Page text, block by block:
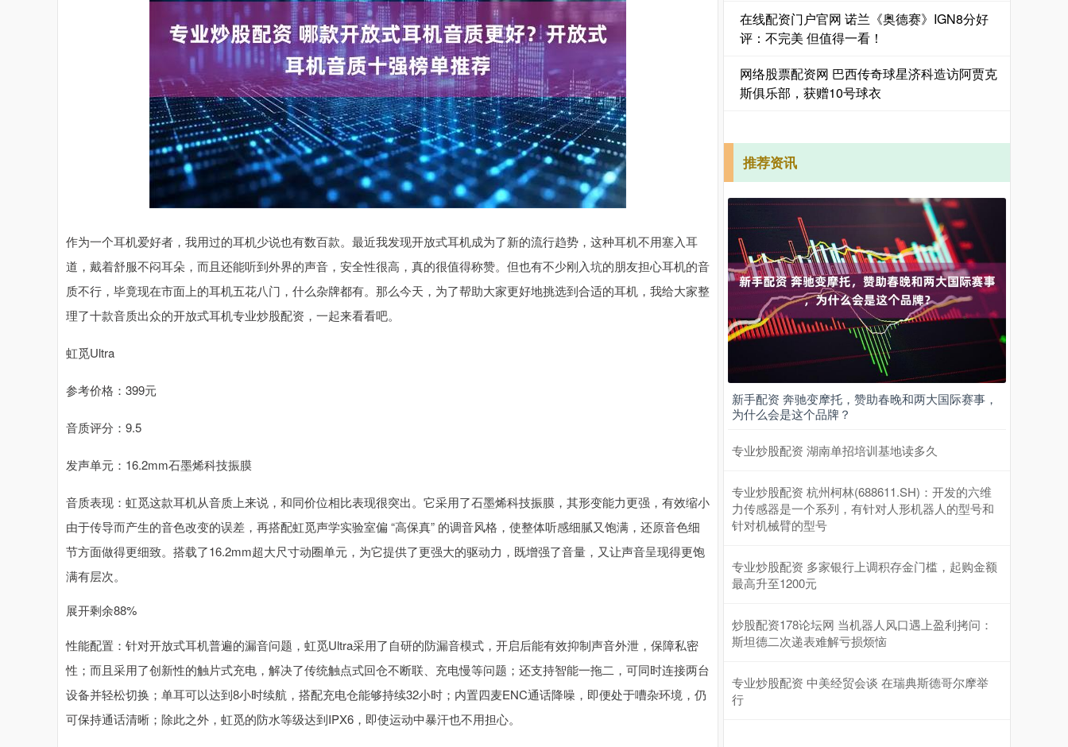
作为一个耳机爱好者，我用过的耳机少说也有数百款。最近我发现开放式耳机成为了新的流行趋势，这种耳机不用塞入耳
道，戴着舒服不闷耳朵，而且还能听到外界的声音，安全性很高，真的很值得称赞。但也有不少刚入坑的朋友担心耳机的音
质不行，毕竟现在市面上的耳机五花八门，什么杂牌都有。那么今天，为了帮助大家更好地挑选到合适的耳机，我给大家整
理了十款音质出众的开放式耳机专业炒股配资，一起来看看吧。
虹觅Ultra
参考价格：399元
音质评分：9.5
发声单元：16.2mm石墨烯科技振膜
音质表现：虹觅这款耳机从音质上来说，和同价位相比表现很突出。它采用了石墨烯科技振膜，其形变能力更强，有效缩小
由于传导而产生的音色改变的误差，再搭配虹觅声学实验室偏 “高保真” 的调音风格，使整体听感细腻又饱满，还原音色细
节方面做得更细致。搭载了16.2mm超大尺寸动圈单元，为它提供了更强大的驱动力，既增强了音量，又让声音呈现得更饱
满有层次。
展开剩余88%
性能配置：针对开放式耳机普遍的漏音问题，虹觅Ultra采用了自研的防漏音模式，开启后能有效抑制声音外泄，保障私密
性；而且采用了创新性的触片式充电，解决了传统触点式回仓不断联、充电慢等问题；还支持智能一拖二，可同时连接两台
设备并轻松切换；单耳可以达到8小时续航，搭配充电仓能够持续32小时；内置四麦ENC通话降噪，即便处于嘈杂环境，仍
可保持通话清晰；除此之外，虹觅的防水等级达到IPX6，即使运动中暴汗也不用担心。
在线配资门户官网 诺兰《奥德赛》IGN8分好
评：不完美 但值得一看！
网络股票配资网 巴西传奇球星济科造访阿贾克
斯俱乐部，获赠10号球衣
推荐资讯
新手配资 奔驰变摩托，赞助春晚和两大国际赛事，
为什么会是这个品牌？
专业炒股配资 湖南单招培训基地读多久
专业炒股配资 杭州柯林(688611.SH)：开发的六维
力传感器是一个系列，有针对人形机器人的型号和
针对机械臂的型号
专业炒股配资 多家银行上调积存金门槛，起购金额
最高升至1200元
炒股配资178论坛网 当机器人风口遇上盈利拷问：
斯坦德二次递表难解亏损烦恼
专业炒股配资 中美经贸会谈 在瑞典斯德哥尔摩举
行